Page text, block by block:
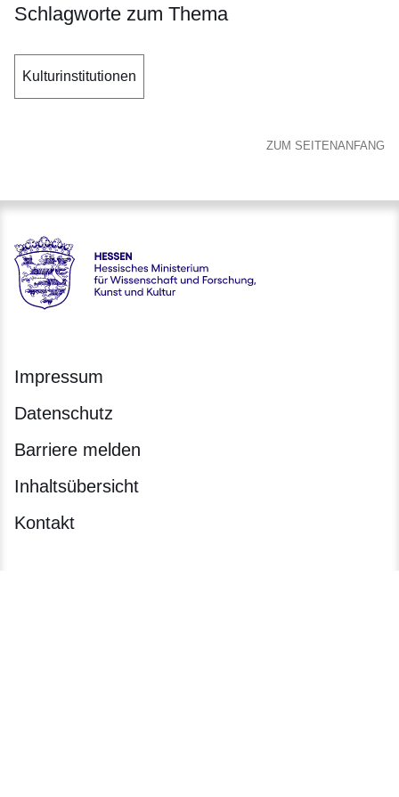
Schlagworte zum Thema
Kulturinstitutionen
ZUM SEITENANFANG
Hessen - Hessisches Ministerium für Wissenschaft und
Impressum
Datenschutz
Barriere melden
Inhaltsübersicht
Kontakt